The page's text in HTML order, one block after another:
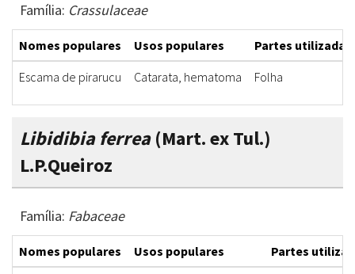
Família: Crassulaceae
Nomes populares Usos populares
Partes utilizadas
Escama de pirarucu
Catarata, hematoma Folha
Libidibia ferrea(Mart. ex Tul.)
L.P.Queiroz
Família: Fabaceae
Nomes populares Usos populares
Partes